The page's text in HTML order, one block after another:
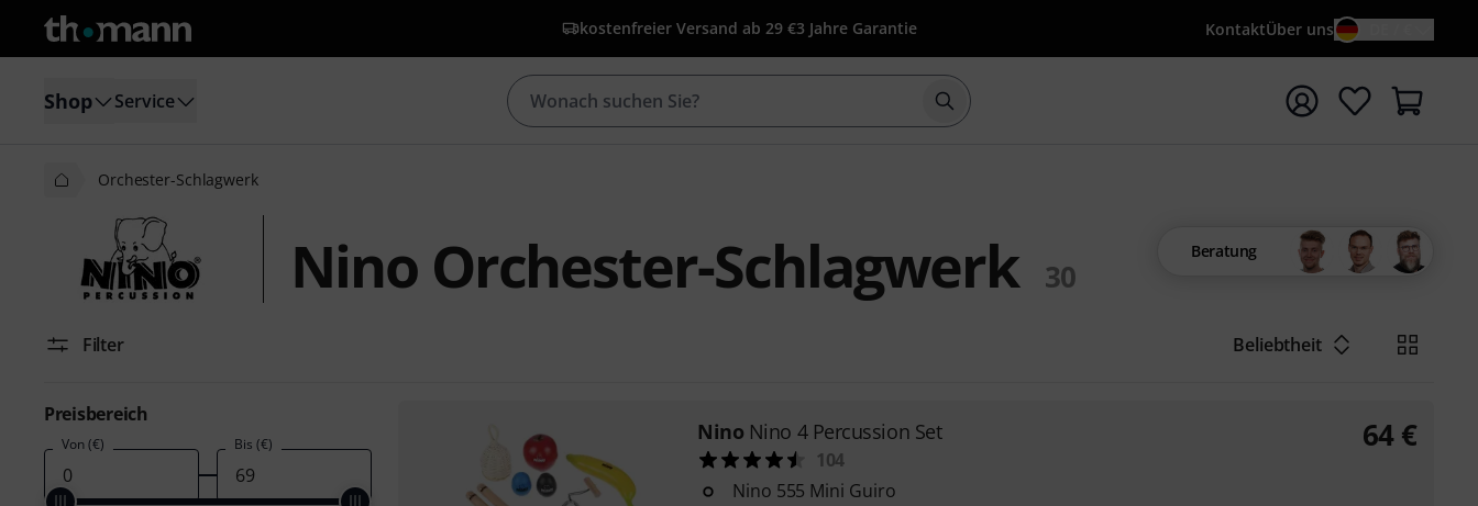
kostenfreier Versand ab 29 €3 Jahre Garantie KontaktÜber uns
Shop Service Suche mit Suchwort {searchTerm} starten
Orchester-Schlagwerk
Nino Orchester-Schlagwerk 30
Beratung
Filter Beliebtheit
Preisbereich
Von (€) Bis (€) Nino Nino 4 Percussion Set
104
Nino 555 Mini Guiro
64 €